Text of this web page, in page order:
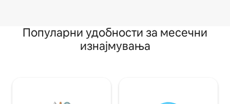
Популарни удобности за месечни
изнајмувања